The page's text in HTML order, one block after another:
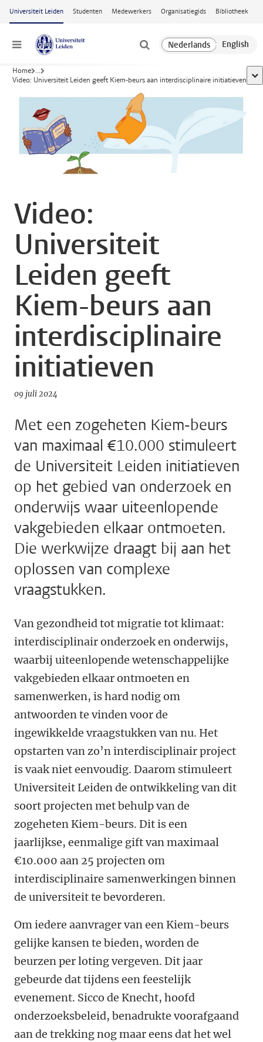
Ga naar hoofdinhoud
Universiteit Leiden Studenten Medewerkers Organisatiegids Bibliotheek
Menu
Home ...
Video: Universiteit Leiden geeft Kiem-beurs aan interdisciplinaire initiatieven
Video:
Universiteit
Leiden geeft
Kiem-beurs aan
interdisciplinaire
initiatieven
09 juli 2024
Met een zogeheten Kiem-beurs
van maximaal €10.000 stimuleert
de Universiteit Leiden initiatieven
op het gebied van onderzoek en
onderwijs waar uiteenlopende
vakgebieden elkaar ontmoeten.
Die werkwijze draagt bij aan het
oplossen van complexe
vraagstukken.
Van gezondheid tot migratie tot klimaat:
interdisciplinair onderzoek en onderwijs,
waarbij uiteenlopende wetenschappelijke
vakgebieden elkaar ontmoeten en
samenwerken, is hard nodig om
antwoorden te vinden voor de
ingewikkelde vraagstukken van nu. Het
opstarten van zo’n interdisciplinair project
is vaak niet eenvoudig. Daarom stimuleert
Universiteit Leiden de ontwikkeling van dit
soort projecten met behulp van de
zogeheten Kiem-beurs. Dit is een
jaarlijkse, eenmalige gift van maximaal
€10.000 aan 25 projecten om
interdisciplinaire samenwerkingen binnen
de universiteit te bevorderen.
Om iedere aanvrager van een Kiem-beurs
gelijke kansen te bieden, worden de
beurzen per loting vergeven. Dit jaar
gebeurde dat tijdens een feestelijk
evenement. Sicco de Knecht, hoofd
onderzoeksbeleid, benadrukte voorafgaand
aan de trekking nog maar eens dat het wel